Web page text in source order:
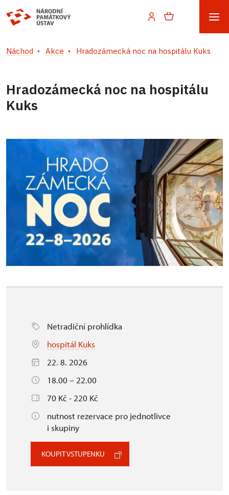
Náchod Akce Hradozámecká noc na hospitálu Kuks
Hradozámecká noc na hospitálu
Kuks
Netradiční prohlídka
hospitál Kuks
22. 8. 2026
18.00 – 22.00
70 Kč - 220 Kč
nutnost rezervace pro jednotlivce
i skupiny
KOUPIT VSTUPENKU